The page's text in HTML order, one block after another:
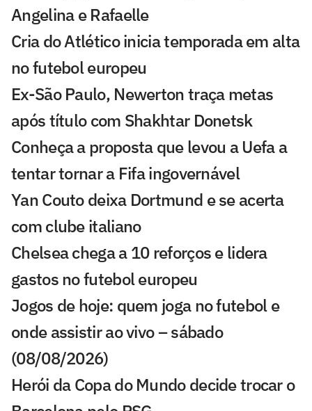
Angelina e Rafaelle
Cria do Atlético inicia temporada em alta
no futebol europeu
Ex-São Paulo, Newerton traça metas
após título com Shakhtar Donetsk
Conheça a proposta que levou a Uefa a
tentar tornar a Fifa ingovernável
Yan Couto deixa Dortmund e se acerta
com clube italiano
Chelsea chega a 10 reforços e lidera
gastos no futebol europeu
Jogos de hoje: quem joga no futebol e
onde assistir ao vivo – sábado
(08/08/2026)
Herói da Copa do Mundo decide trocar o